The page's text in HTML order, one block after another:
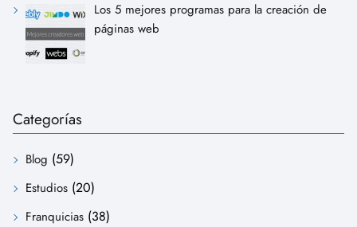
Los 5 mejores programas para la creación de
páginas web
Categorías
Blog (59)
Estudios (20)
Franquicias (38)